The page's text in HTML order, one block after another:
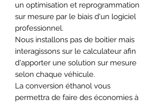
un optimisation et reprogrammation
sur mesure par le biais d'un logiciel
professionnel.
Nous installons pas de boitier mais
interagissons sur le calculateur afin
d'apporter une solution sur mesure
selon chaque véhicule.
La conversion éthanol vous
permettra de faire des économies à